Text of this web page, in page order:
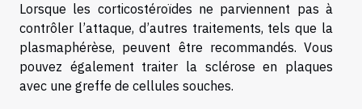
Lorsque les corticostéroïdes ne parviennent pas à
contrôler l’attaque, d’autres traitements, tels que la
plasmaphérèse, peuvent être recommandés. Vous
pouvez également traiter la sclérose en plaques
avec une greffe de cellules souches.